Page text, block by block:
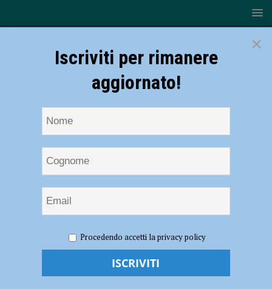
Piacentini, il 20 e 27 giugno apre eccezionalmente le porte della
grande mostra “Giovanni Fattori 1825–1908”
Venerdì Piacentini, il 20 e 27 giugno apre
×
Iscriviti per rimanere
aggiornato!
Procedendo accetti la privacy policy